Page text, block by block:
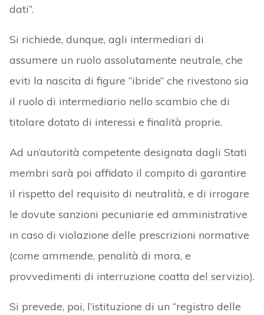
dati”.
Si richiede, dunque, agli intermediari di
assumere un ruolo assolutamente neutrale, che
eviti la nascita di figure “ibride” che rivestono sia
il ruolo di intermediario nello scambio che di
titolare dotato di interessi e finalità proprie.
Ad un’autorità competente designata dagli Stati
membri sarà poi affidato il compito di garantire
il rispetto del requisito di neutralità, e di irrogare
le dovute sanzioni pecuniarie ed amministrative
in caso di violazione delle prescrizioni normative
(come ammende, penalità di mora, e
provvedimenti di interruzione coatta del servizio).
Si prevede, poi, l’istituzione di un “registro delle